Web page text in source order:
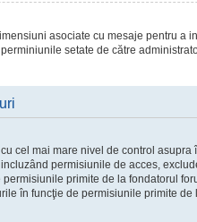
asociate cu mesaje pentru a
setate de către
cel mai mare nivel de control asupra
permisiunile de acces,
primite de la fondatorul
în funcţie de permisiunile primite de